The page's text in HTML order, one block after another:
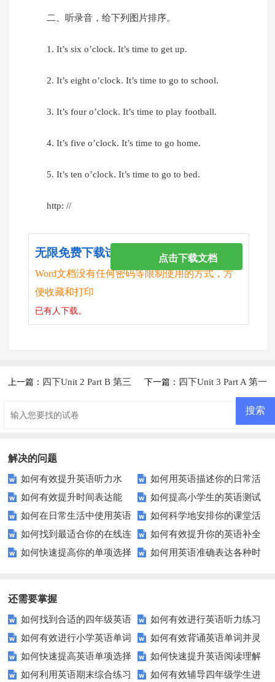
二、听录音，给下列图片排序。
1. It’s six o’clock. It’s time to get up.
2. It’s eight o’clock. It’s time to go to school.
3. It’s four o’clock. It’s time to play football.
4. It’s five o’clock. It’s time to go home.
5. It’s ten o’clock. It’s time to go to bed.
http: //
无限免费下载试卷
Word文档没有任何密码等限制使用的方式，方
便收藏和打印
已有人下载。
点击下载文档
上一篇： 四下Unit 2 Part B 第三 下一篇： 四下Unit 3 Part A 第一
解决的问题
如何有效提升英语听力水
平？这些测试技巧要知道！
如何用英语描述你的日常活
动？
如何有效提升时间表达能
力？这些练习让你不再困惑！
如何提高小学生的英语测试
成绩？这里有5个实用建议！
如何在日常生活中使用英语
进行有效沟通？——实用英语口
语技巧
如何科学地安排你的课堂活
动顺序？
如何找到最适合你的在线连
线游戏？
如何有效提升你的英语补全
句子技能？
如何快速提高你的单项选择
如何用英语准确表达各种时
还需要掌握
如何找到合适的四年级英语
期末测试卷来提高孩子的成绩？
如何有效进行英语听力练习
以快速提升？
如何有效进行小学英语单词
与短语的默写练习？家长和老师
必看！
如何有效背诵英语单词并灵
活运用？
如何快速提高英语单项选择
题的得分？
如何快速提升英语阅读理解
能力？这些技巧你必须知道！
如何利用英语期末综合练习
如何有效辅导四年级学生进